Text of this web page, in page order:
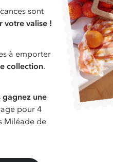
sont
votre valise !
à emporter
collection.
gagnez une
pour 4
Miléade de